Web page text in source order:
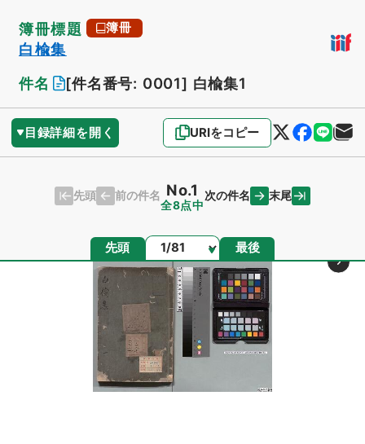
簿冊標題 簿冊
白楡集
件名
[件名番号: 0001] 白楡集1
目録詳細を開く URIをコピー
先頭 前の件名 No.1
全8点中
次の件名 末尾
先頭 ページ 最後